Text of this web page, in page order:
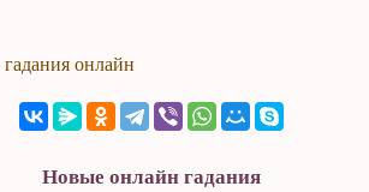
гадания онлайн
Новые онлайн гадания